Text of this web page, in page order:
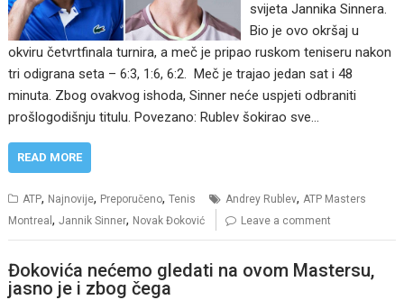
svijeta Jannika Sinnera.
Bio je ovo okršaj u
okviru četvrtfinala turnira, a meč je pripao ruskom teniseru nakon
tri odigrana seta – 6:3, 1:6, 6:2. Meč je trajao jedan sat i 48
minuta. Zbog ovakvog ishoda, Sinner neće uspjeti odbraniti
prošlogodišnju titulu. Povezano: Rublev šokirao sve…
READ MORE
ATP, Najnovije, Preporučeno,Tenis Andrey Rublev,ATP Masters
Montreal,Jannik Sinner, Novak Đoković Leave a comment
Đokovića nećemo gledati na ovom Mastersu,
jasno je i zbog čega